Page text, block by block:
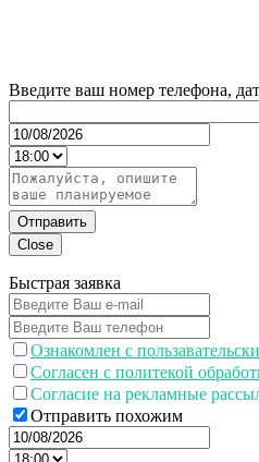
Введите ваш номер телефона,
Отправить
Close
Быстрая заявка
Ознакомлен с
Согласен с политекой
Согласие на рекламные
Отправить похожим